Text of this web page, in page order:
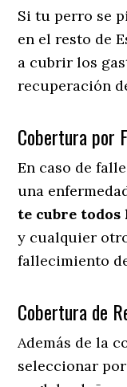
Si tu perro se
en el resto de
a cubrir los
recuperación
Cobertura por
En caso de
una
te cubre
y cualquier
fallecimiento
Cobertura de
Además de la
seleccionar